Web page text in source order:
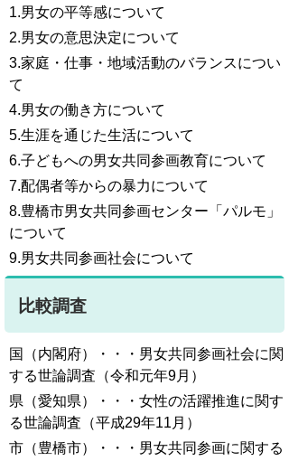
1.男女の平等感について
2.男女の意思決定について
3.家庭・仕事・地域活動のバランスについ
て
4.男女の働き方について
5.生涯を通じた生活について
6.子どもへの男女共同参画教育について
7.配偶者等からの暴力について
8.豊橋市男女共同参画センター「パルモ」
について
9.男女共同参画社会について
比較調査
国（内閣府）・・・男女共同参画社会に関
する世論調査（令和元年9月）
県（愛知県）・・・女性の活躍推進に関す
る世論調査（平成29年11月）
市（豊橋市）・・・男女共同参画に関する